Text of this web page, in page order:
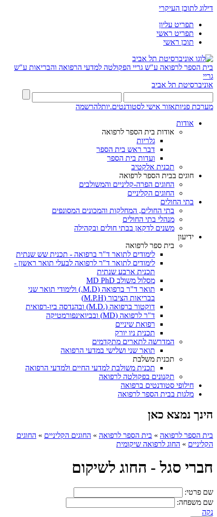
דילוג לתוכן העיקרי
תפריט עליון
תפריט ראשי
תוכן ראשי
בית הספר לרפואה ע"ש גריי הפקולטה למדעי הרפואה והבריאות ע"ש
גריי
אוניברסיטת תל אביב
מערכת פניותאזור אישי לסטודנטים.יותלהרשמה
אודות
אודות בית הספר לרפואה
גלריות
דבר ראש בית הספר
ועדות בית הספר
תכנית אלקטיב
חוגים בבית הספר לרפואה
החוגים הפרה-קליניים והמשולבים
החוגים הקליניים
בתי החולים
בתי החולים, המחלקות והמכונים המסונפים
מנהלי בתי החולים
משנים לדקאן בבתי חולים ובקהילה
ידיעון
בית ספר לרפואה
לימודים לתואר ד"ר ברפואה - תכנית שש שנתית
לימודים לתואר ד"ר לרפואה לבעלי תואר ראשון -
תכנית ארבע שנתית
מסלול משולב MD PhD
תואר ד"ר ברפואה (M.D.) ולימודי תואר שני
בבריאות הציבור (M.P.H)
דוקטור ברפואה (.M.D) ובהנדסה ביו-רפואית
ד"ר לרפואה (MD) ובביואינפורמטיקה
רפואת שיניים
תכנית ניו יורק
המדרשה לתארים מתקדמים
תואר שני ושלישי במדעי הרפואה
תכנית משלבת
תכנית משולבת למדעי החיים ולמדעי הרפואה
תקנונים בפקולטה לרפואה
חילופי סטודנטים ברפואה
מלגות בבית הספר לרפואה
הינך נמצא כאן
בית הספר לרפואה » בית הספר לרפואה » החוגים הקליניים » החוגים
הקליניים » החוג לרפואה שיקומית
חברי סגל - החוג לשיקום
שם פרטי:
שם משפחה:
נקה